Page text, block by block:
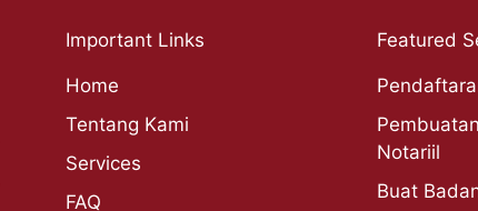
Important Links
Home
Tentang Kami
Services
FAQ
Featured
Notariil
Buat